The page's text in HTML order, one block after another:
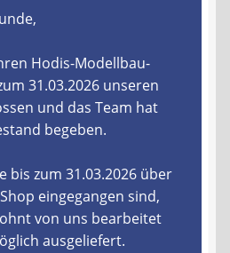
Hodis-Modellbau-
31.03.2026 unseren
und das Team hat
begeben.
bis zum 31.03.2026 über
eingegangen sind,
von uns bearbeitet
ausgeliefert.